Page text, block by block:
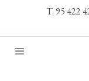
T. 95 422